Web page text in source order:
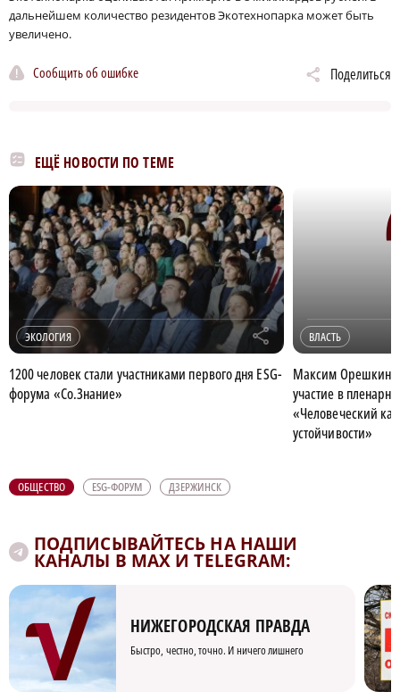
дальнейшем количество резидентов Экотехнопарка может быть
увеличено.
Сообщить об ошибке Поделиться
ЕЩЁ НОВОСТИ ПО ТЕМЕ
ЭКОЛОГИЯ r
1200 человек стали участниками первого дня ESG-
форума «Со.Знание»
ВЛАСТЬ
Максим Орешкин
участие в
«Человеческий
устойчивости»
ОБЩЕСТВО ESG-ФОРУМ ДЗЕРЖИНСК
ПОДПИСЫВАЙТЕСЬ НА НАШИ
КАНАЛЫ В MAX И TELEGRAM:
НИЖЕГОРОДСКАЯ ПРАВДА
Быстро, честно, точно. И ничего лишнего